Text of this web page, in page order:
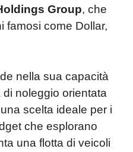
Group, che
famosi come Dollar,
nella sua capacità
di noleggio orientata
scelta ideale per i
che esplorano
una flotta di veicoli